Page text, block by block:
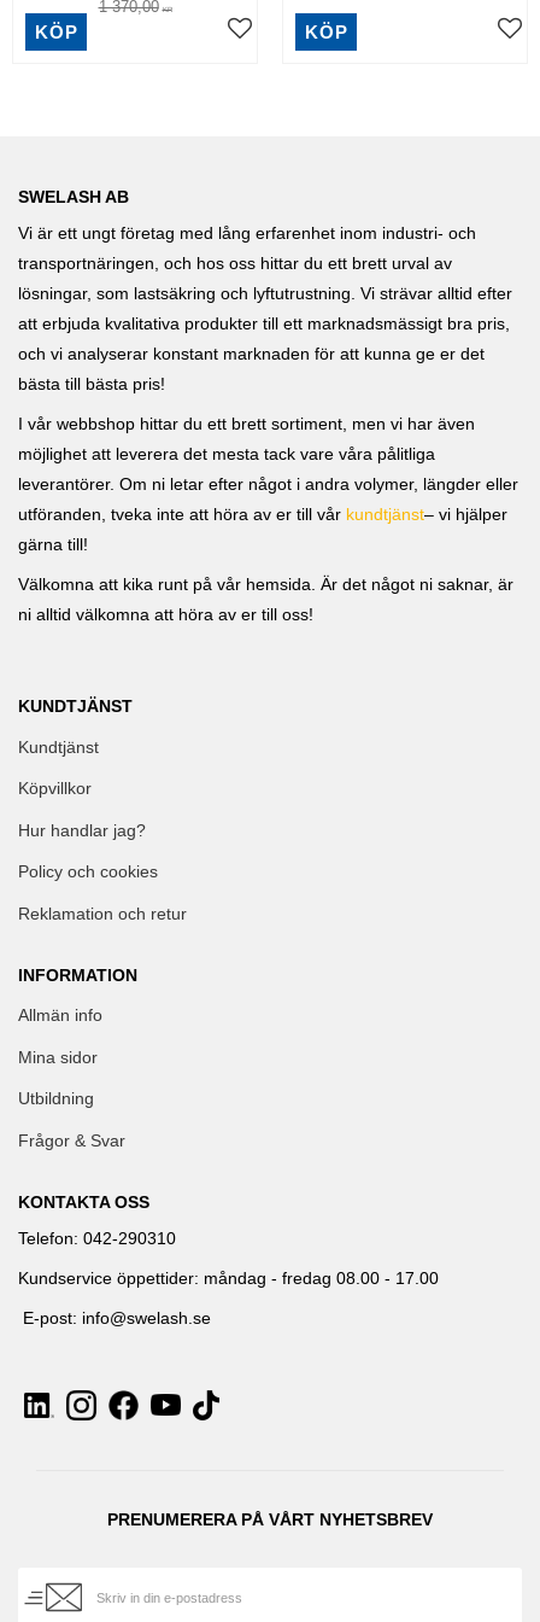
1 370,00 KR
KÖP KÖP
SWELASH AB
Vi är ett ungt företag med lång erfarenhet inom industri- och
transportnäringen, och hos oss hittar du ett brett urval av
lösningar, som lastsäkring och lyftutrustning. Vi strävar alltid efter
att erbjuda kvalitativa produkter till ett marknadsmässigt bra pris,
och vi analyserar konstant marknaden för att kunna ge er det
bästa till bästa pris!
I vår webbshop hittar du ett brett sortiment, men vi har även
möjlighet att leverera det mesta tack vare våra pålitliga
leverantörer. Om ni letar efter något i andra volymer, längder eller
utföranden, tveka inte att höra av er till vår kundtjänst– vi hjälper
gärna till!
Välkomna att kika runt på vår hemsida. Är det något ni saknar, är
ni alltid välkomna att höra av er till oss!
KUNDTJÄNST
Kundtjänst
Köpvillkor
Hur handlar jag?
Policy och cookies
Reklamation och retur
INFORMATION
Allmän info
Mina sidor
Utbildning
Frågor & Svar
KONTAKTA OSS
Telefon: 042-290310
Kundservice öppettider: måndag - fredag 08.00 - 17.00
E-post: info@swelash.se
PRENUMERERA PÅ VÅRT NYHETSBREV